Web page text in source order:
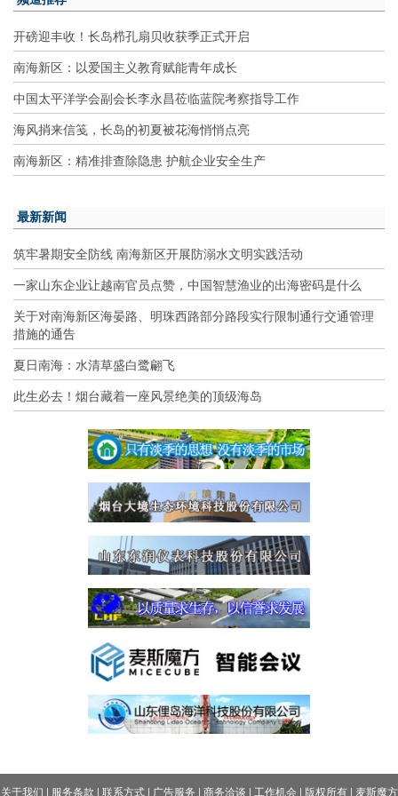
开磅迎丰收！长岛栉孔扇贝收获季正式开启
南海新区：以爱国主义教育赋能青年成长
中国太平洋学会副会长李永昌莅临蓝院考察指导工作
海风捎来信笺，长岛的初夏被花海悄悄点亮
南海新区：精准排查除隐患 护航企业安全生产
最新新闻
筑牢暑期安全防线 南海新区开展防溺水文明实践活动
一家山东企业让越南官员点赞，中国智慧渔业的出海密码是什么
关于对南海新区海晏路、明珠西路部分路段实行限制通行交通管理
措施的通告
夏日南海：水清草盛白鹭翩飞
此生必去！烟台藏着一座风景绝美的顶级海岛
关于我们 | 服务条款 | 联系方式| 广告服务 | 商务洽谈 | 工作机会| 版权所有| 麦斯魔方